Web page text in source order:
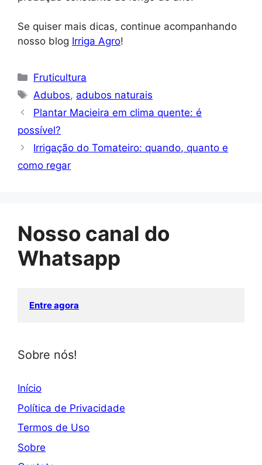
Se quiser mais dicas, continue acompanhando
nosso blog Irriga Agro!
Categorias
Fruticultura
Tags
Adubos, adubos naturais
Plantar Macieira em clima quente: é
possível?
Irrigação do Tomateiro: quando, quanto e
como regar
Nosso canal do
Whatsapp
Entre agora
Sobre nós!
Início
Política de Privacidade
Termos de Uso
Sobre